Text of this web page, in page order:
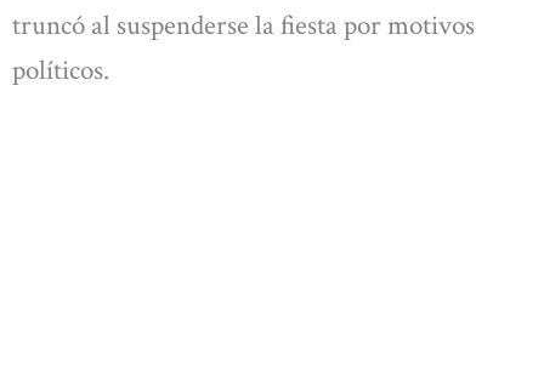
truncó al suspenderse la fiesta por motivos
políticos.